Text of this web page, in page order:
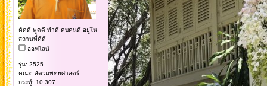
คิดดี พูดดี ทำดี คบคนดี อยู่ใน
สถานที่ดีดี
ออฟไลน์
รุ่น: 2525
คณะ: สัตวแพทยศาสตร์
กระทู้: 10,307